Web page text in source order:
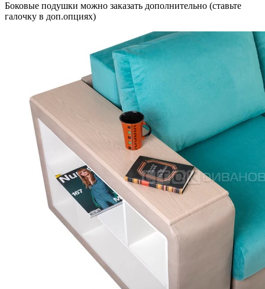
Боковые подушки можно заказать дополнительно (ставьте
галочку в доп.опциях)